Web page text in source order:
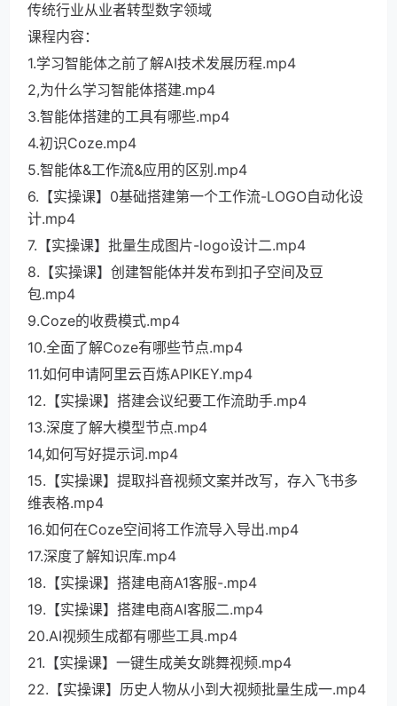
传统行业从业者转型数字领域
课程内容：
1.学习智能体之前了解AI技术发展历程.mp4
2,为什么学习智能体搭建.mp4
3.智能体搭建的工具有哪些.mp4
4.初识Coze.mp4
5.智能体&工作流&应用的区别.mp4
6.【实操课】0基础搭建第一个工作流-LOGO自动化设
计.mp4
7.【实操课】批量生成图片-logo设计二.mp4
8.【实操课】创建智能体并发布到扣子空间及豆
包.mp4
9.Coze的收费模式.mp4
10.全面了解Coze有哪些节点.mp4
11.如何申请阿里云百炼APIKEY.mp4
12.【实操课】搭建会议纪要工作流助手.mp4
13.深度了解大模型节点.mp4
14,如何写好提示词.mp4
15.【实操课】提取抖音视频文案并改写，存入飞书多
维表格.mp4
16.如何在Coze空间将工作流导入导出.mp4
17.深度了解知识库.mp4
18.【实操课】搭建电商A1客服-.mp4
19.【实操课】搭建电商AI客服二.mp4
20.AI视频生成都有哪些工具.mp4
21.【实操课】一键生成美女跳舞视频.mp4
22.【实操课】历史人物从小到大视频批量生成一.mp4